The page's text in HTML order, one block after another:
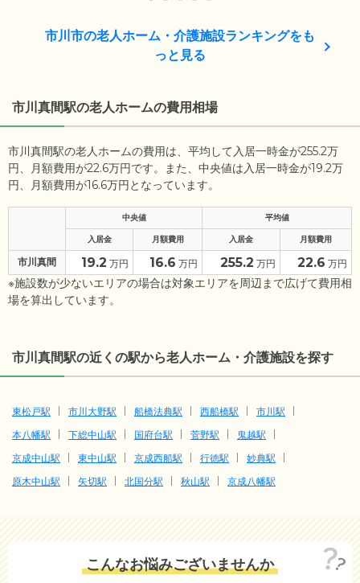
市川市の老人ホーム・介護施設ランキングをも
っと見る
市川真間駅の老人ホームの費用相場
市川真間駅の老人ホームの費用は、平均して入居一時金が255.2万
円、月額費用が22.6万円です。また、中央値は入居一時金が19.2万
円、月額費用が16.6万円となっています。
中央値 平均値
入居金 月額費用 入居金 月額費用
市川真間 19.2 万円 16.6 万円 255.2 万円 22.6 万円
※施設数が少ないエリアの場合は対象エリアを周辺まで広げて費用相
場を算出しています。
市川真間駅の近くの駅から老人ホーム・介護施設を探す
東松戸駅 市川大野駅 船橋法典駅 西船橋駅
市川駅
本八幡駅
下総中山駅 国府台駅 菅野駅
鬼越駅
京成中山駅
東中山駅 京成西船駅 行徳駅
妙典駅
原木中山駅
矢切駅 北国分駅 秋山駅 京成八幡駅
こんなお悩みございませんか